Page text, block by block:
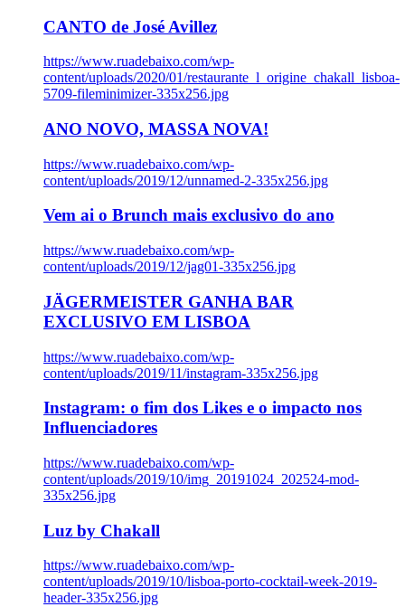
CANTO de José Avillez
https://www.ruadebaixo.com/wp-
content/uploads/2020/01/restaurante_l_origine_chakall_lisboa-
5709-fileminimizer-335x256.jpg
ANO NOVO, MASSA NOVA!
https://www.ruadebaixo.com/wp-
content/uploads/2019/12/unnamed-2-335x256.jpg
Vem ai o Brunch mais exclusivo do ano
https://www.ruadebaixo.com/wp-
content/uploads/2019/12/jag01-335x256.jpg
JÄGERMEISTER GANHA BAR
EXCLUSIVO EM LISBOA
https://www.ruadebaixo.com/wp-
content/uploads/2019/11/instagram-335x256.jpg
Instagram: o fim dos Likes e o impacto nos
Influenciadores
https://www.ruadebaixo.com/wp-
content/uploads/2019/10/img_20191024_202524-mod-
335x256.jpg
Luz by Chakall
https://www.ruadebaixo.com/wp-
content/uploads/2019/10/lisboa-porto-cocktail-week-2019-
header-335x256.jpg